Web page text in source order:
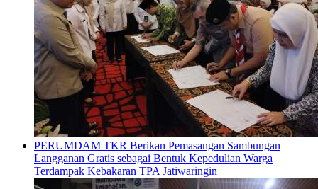
PERUMDAM TKR Berikan Pemasangan Sambungan
Langganan Gratis sebagai Bentuk Kepedulian Warga
Terdampak Kebakaran TPA Jatiwaringin